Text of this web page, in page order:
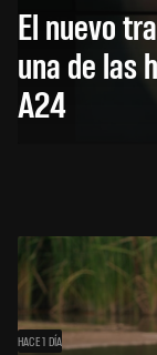
El nuevo
una de las
A24
HACE 1 DÍA